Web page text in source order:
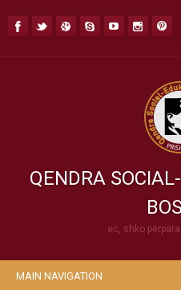
QENDRA
ec, shko
MAIN NAVIGATION